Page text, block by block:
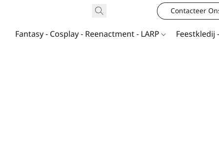
Contacteer
Fantasy - Cosplay - Reenactment - LARP Feestkledij